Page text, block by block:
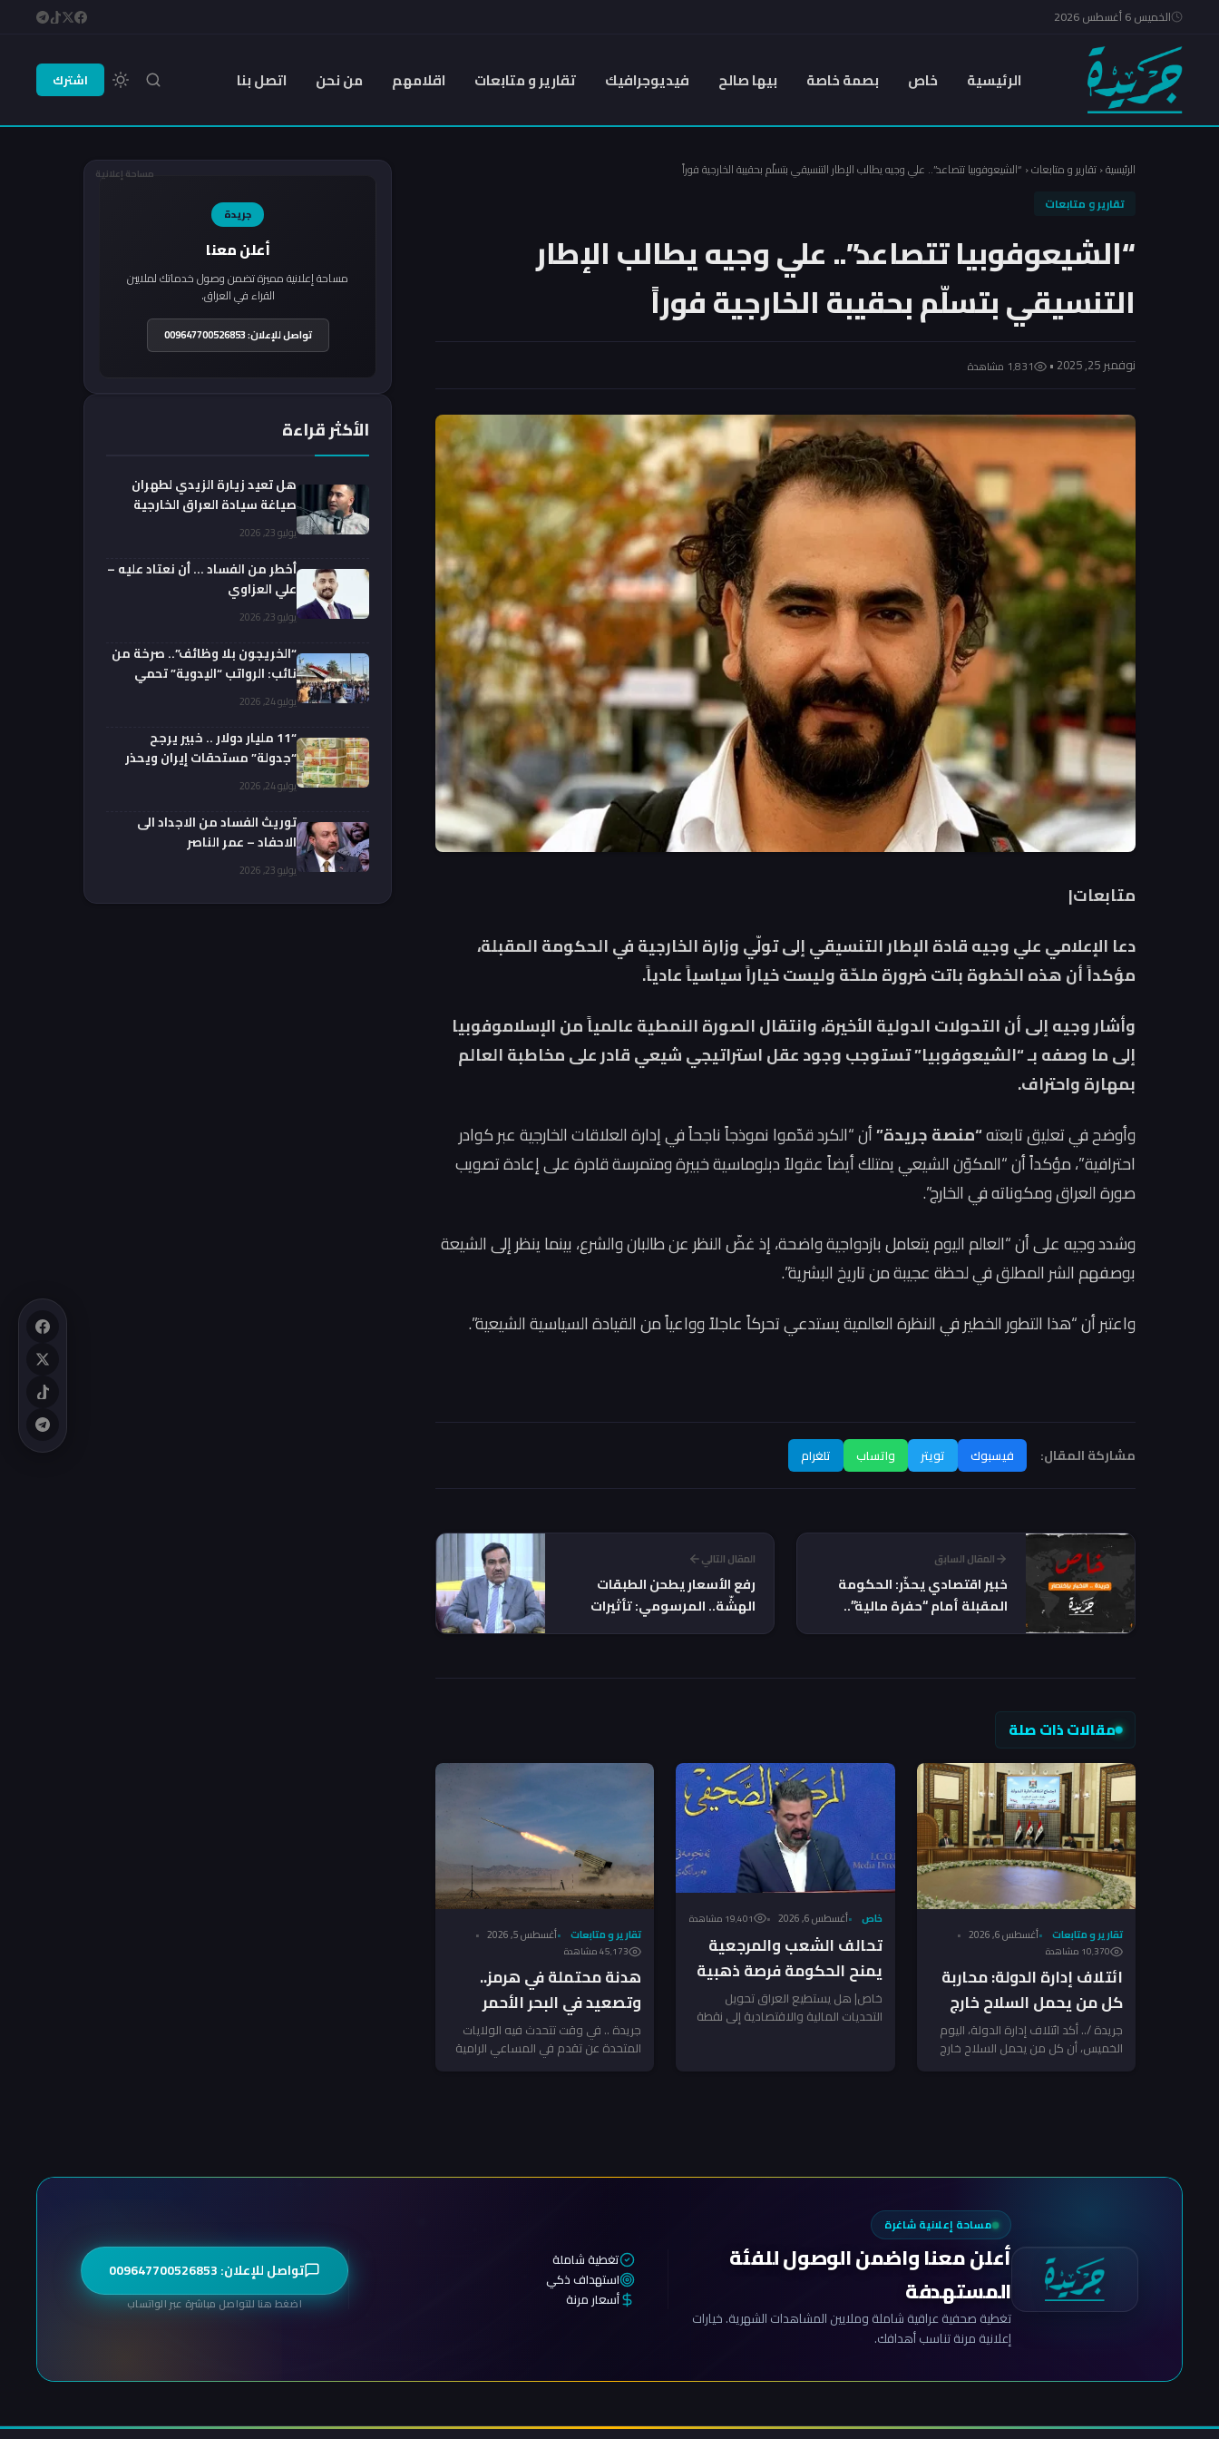
الخميس 6 أغسطس 2026
الرئيسية خاص بصمة خاصة بيها صالح فيديوجرافيك تقارير و متابعات اقلامهم من نحن اتصل بنا اشترك
الرئيسية‹تقارير و متابعات‹ “الشيعوفوبيا تتصاعد”.. علي وجيه يطالب الإطار التنسيقي بتسلّم بحقيبة الخارجية فوراً
تقارير و متابعات
“الشيعوفوبيا تتصاعد”.. علي وجيه يطالب الإطار
التنسيقي بتسلّم بحقيبة الخارجية فوراً
نوفمبر 25, 2025 • 1٬831 مشاهدة
متابعات|
دعا الإعلامي علي وجيه قادة الإطار التنسيقي إلى تولّي وزارة الخارجية في الحكومة المقبلة،
مؤكداً أن هذه الخطوة باتت ضرورة ملحّة وليست خياراً سياسياً عادياً.
وأشار وجيه إلى أن التحولات الدولية الأخيرة، وانتقال الصورة النمطية عالمياً من الإسلاموفوبيا
إلى ما وصفه بـ “الشيعوفوبيا” تستوجب وجود عقل استراتيجي شيعي قادر على مخاطبة العالم
بمهارة واحتراف.
وأوضح في تعليق تابعته“منصة جريدة”أن “الكرد قدّموا نموذجاً ناجحاً في إدارة العلاقات الخارجية عبر كوادر
احترافية”، مؤكداً أن “المكوّن الشيعي يمتلك أيضاً عقولاً دبلوماسية خبيرة ومتمرسة قادرة على إعادة تصويب
صورة العراق ومكوناته في الخارج”.
وشدد وجيه على أن “العالم اليوم يتعامل بازدواجية واضحة، إذ غضّ النظر عن طالبان والشرع، بينما ينظر إلى الشيعة
بوصفهم الشر المطلق في لحظة عجيبة من تاريخ البشرية”.
واعتبر أن “هذا التطور الخطير في النظرة العالمية يستدعي تحركاً عاجلاً وواعياً من القيادة السياسية الشيعية”.
مشاركة المقال: فيسبوك تويتر واتساب تلغرام
المقال السابق
خبير اقتصادي يحذّر: الحكومة
المقبلة أمام “حفرة مالية”..
المقال التالي
رفع الأسعار يطحن الطبقات
الهشّة.. المرسومي: تأثيرات
مقالات ذات صلة
تقارير و متابعات أغسطس 6, 2026
10٬370 مشاهدة
ائتلاف إدارة الدولة: محاربة
كل من يحمل السلاح خارج
الدولة!
جريدة /.. أكد ائتلاف إدارة الدولة، اليوم
الخميس، أن كل من يحمل السلاح خارج
خاص أغسطس 6, 2026 19٬401 مشاهدة
تحالف الشعب والمرجعية
يمنح الحكومة فرصة ذهبية
لضرب الفساد – النائب
الشرماني لـ”جريدة”
خاص| هل يستطيع العراق تحويل
التحديات المالية والاقتصادية إلى نقطة
تقارير و متابعات أغسطس 5, 2026
45٬173 مشاهدة
هدنة محتملة في هرمز..
وتصعيد في البحر الأحمر
يهدد أمن الملاحة الإقليمي!
جريدة .. في وقت تتحدث فيه الولايات
المتحدة عن تقدم في المساعي الرامية
مساحة إعلانية
جريدة
أعلن معنا
مساحة إعلانية مميزة تضمن وصول خدماتك لملايين
القراء في العراق.
تواصل للإعلان: 009647700526853
الأكثر قراءة
هل تعيد زيارة الزيدي لطهران
صياغة سيادة العراق الخارجية
فعليا؟.. باحث يوضحيوليو 23, 2026
أخطر من الفساد … أن نعتاد عليه –
علي العزاوي
يوليو 23, 2026
“الخريجون بلا وظائف”.. صرخة من
نائب: الرواتب “اليدوية” تحمي
الفضائيين!يوليو 24, 2026
“11 مليار دولار .. خبير يرجح
“جدولة” مستحقات إيران ويحذر
من السداد الفورييوليو 24, 2026
توريث الفساد من الاجداد الى
الاحفاد – عمر الناصر
يوليو 23, 2026
مساحة إعلانية شاغرة
أعلن معنا واضمن الوصول للفئة
المستهدفة
تغطية صحفية عراقية شاملة وملايين المشاهدات الشهرية. خيارات
إعلانية مرنة تناسب أهدافك.
تغطية شاملة
استهداف ذكي
أسعار مرنة
تواصل للإعلان: 009647700526853
اضغط هنا للتواصل مباشرة عبر الواتساب